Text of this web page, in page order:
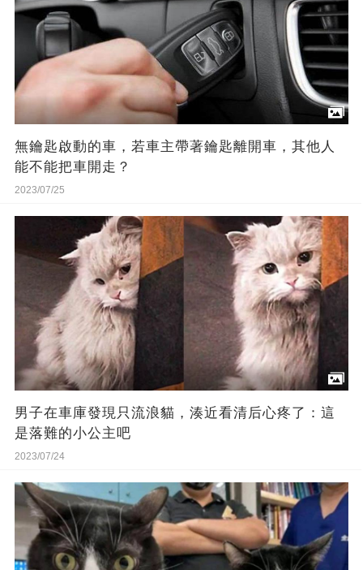
無鑰匙啟動的車，若車主帶著鑰匙離開車，其他人
能不能把車開走？
2023/07/25
男子在車庫發現只流浪貓，湊近看清后心疼了：這
是落難的小公主吧
2023/07/24